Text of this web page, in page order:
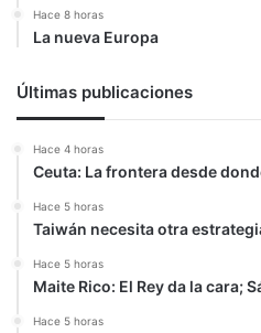
Hace 8 horas
La nueva Europa
Últimas publicaciones
Hace 4 horas
Ceuta: La frontera desde
Hace 5 horas
Taiwán necesita otra
Hace 5 horas
Maite Rico: El Rey da la cara;
Hace 5 horas